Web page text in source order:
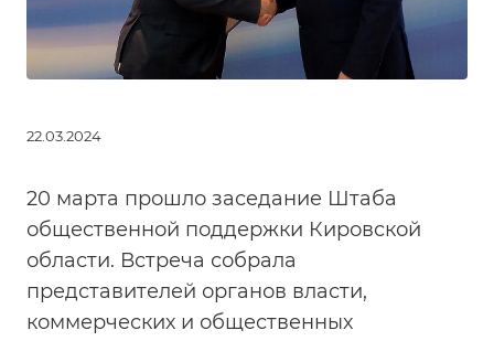
22.03.2024
20 марта прошло заседание Штаба
общественной поддержки Кировской
области. Встреча собрала
представителей органов власти,
коммерческих и общественных